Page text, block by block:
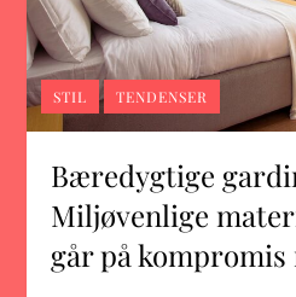
STIL TENDENSER
Bæredygtige
Miljøvenlige
går på